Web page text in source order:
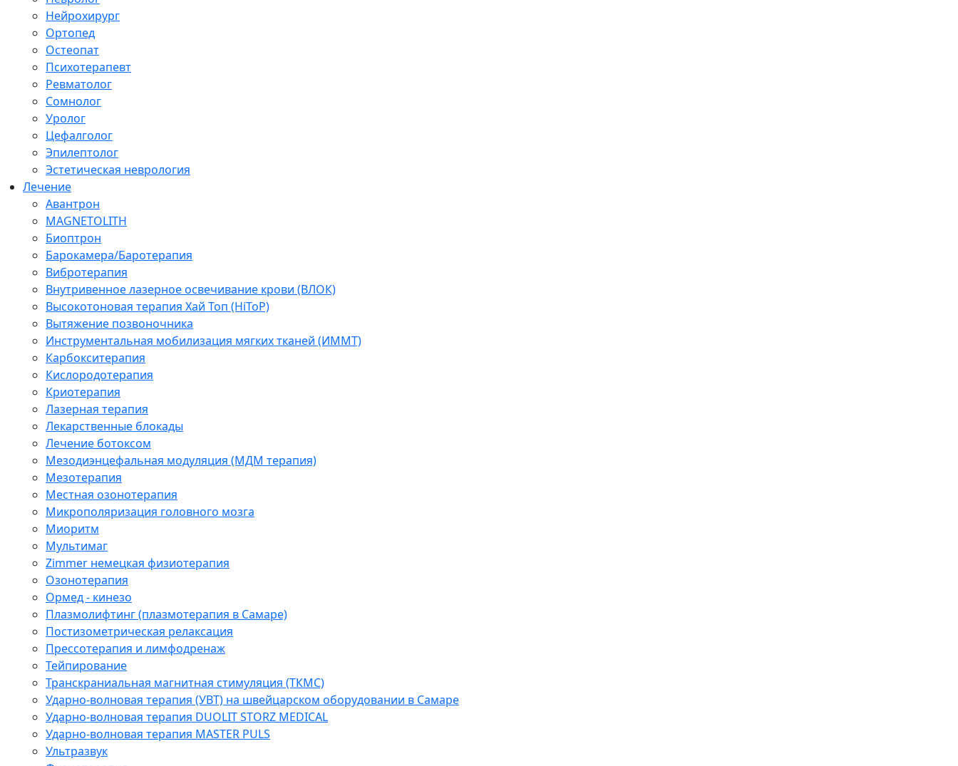
Нейрохирург
Ортопед
Остеопат
Психотерапевт
Ревматолог
Сомнолог
Уролог
Цефалголог
Эпилептолог
Эстетическая неврология
Лечение
Авантрон
MAGNETOLITH
Биоптрон
Барокамера/Баротерапия
Вибротерапия
Внутривенное лазерное освечивание крови (ВЛОК)
Высокотоновая терапия Хай Топ (HiToP)
Вытяжение позвоночника
Инструментальная мобилизация мягких тканей (ИММТ)
Карбокситерапия
Кислородотерапия
Криотерапия
Лазерная терапия
Лекарственные блокады
Лечение ботоксом
Мезодиэнцефальная модуляция (МДМ терапия)
Мезотерапия
Местная озонотерапия
Микрополяризация головного мозга
Миоритм
Мультимаг
Zimmer немецкая физиотерапия
Озонотерапия
Ормед - кинезо
Плазмолифтинг (плазмотерапия в Самаре)
Постизометрическая релаксация
Прессотерапия и лимфодренаж
Тейпирование
Транскраниальная магнитная стимуляция (ТКМС)
Ударно-волновая терапия (УВТ) на швейцарском оборудовании в Самаре
Ударно-волновая терапия DUOLIT STORZ MEDICAL
Ударно-волновая терапия MASTER PULS
Ультразвук